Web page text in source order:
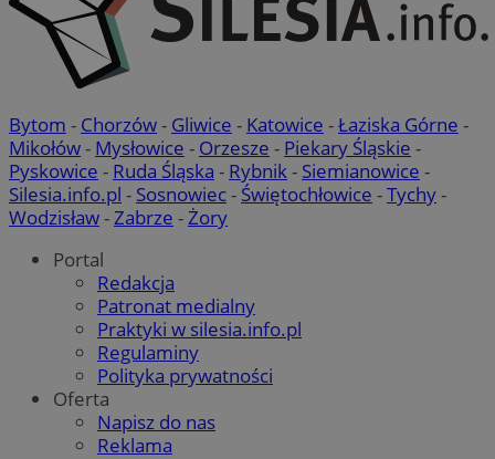
Bytom - Chorzów- Gliwice - Katowice -Łaziska Górne -
Mikołów- Mysłowice - Orzesze - Piekary Śląskie -
Pyskowice - Ruda Śląska - Rybnik - Siemianowice -
Silesia.info.pl - Sosnowiec- Świętochłowice -Tychy-
Wodzisław- Zabrze - Żory
Portal
Redakcja
Patronat medialny
Praktyki w silesia.info.pl
Regulaminy
Polityka prywatności
Oferta
Napisz do nas
Reklama